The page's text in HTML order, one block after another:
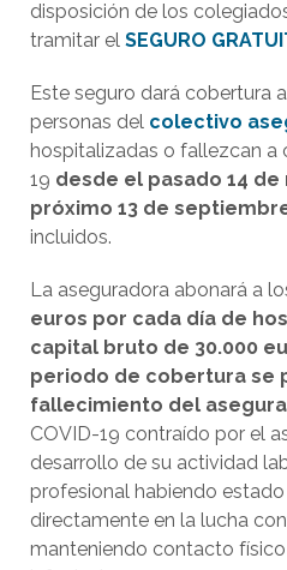
disposición de los
tramitar el SEGURO
Este seguro dará cobertura
personas del colectivo
hospitalizadas o fallezcan a
19 desde el pasado 14
próximo 13 de
incluidos.
La aseguradora abonará a
euros por cada día de
capital bruto de 30.000
periodo de cobertura se
fallecimiento del
COVID-19 contraído por el
desarrollo de su actividad
profesional habiendo
directamente en la lucha
manteniendo contacto